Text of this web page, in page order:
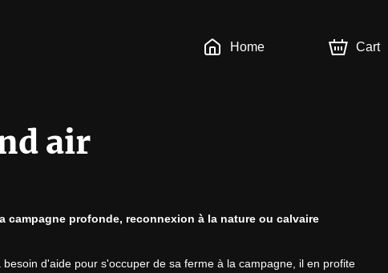
Home Cart
air
campagne profonde, reconnexion à la nature ou calvaire
d'aide pour s'occuper de sa ferme à la campagne, il en profite